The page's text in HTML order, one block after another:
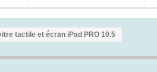
tactile et écran iPad PRO 10.5